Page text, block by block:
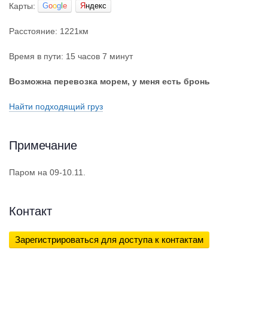
Карты: Goog e Яндекс
Расстояние: 1221км
Время в пути: 15 часов 7 минут
Возможна перевозка морем, у меня есть бронь
Найти подходящий груз
Примечание
Паром на 09-10.11.
Контакт
Зарегистрироваться для доступа к контактам